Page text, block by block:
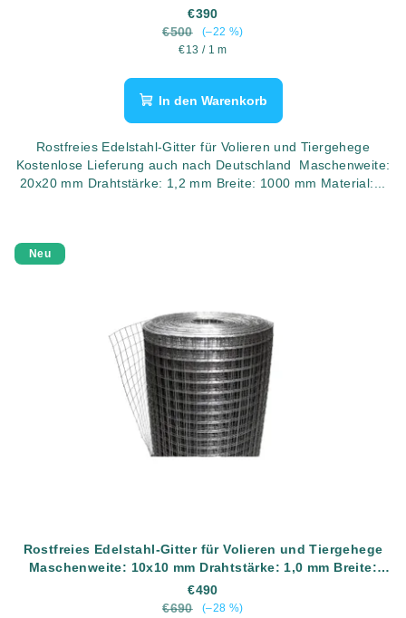
1000 mm Material: AISI304 (rostfreier Edelstahl) Länge:
30 Meter
€390
€500
(–22 %)
Verkaufspreis:
€13 / 1 m
In den Warenkorb
Rostfreies Edelstahl-Gitter für Volieren und Tiergehege
Kostenlose Lieferung auch nach Deutschland Maschenweite:
20x20 mm Drahtstärke: 1,2 mm Breite: 1000 mm Material:...
Neu
Rostfreies Edelstahl-Gitter für Volieren und Tiergehege
Maschenweite: 10x10 mm Drahtstärke: 1,0 mm Breite:
1000 mm Material: AISI304 (rostfreier Edelstahl) Länge:
30 Meter
€490
€690
(–28 %)